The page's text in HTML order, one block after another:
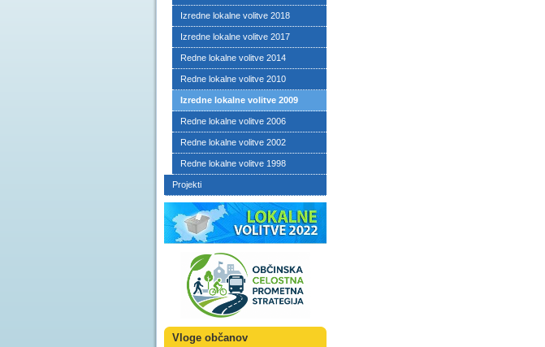
Izredne lokalne volitve 2018
Izredne lokalne volitve 2017
Redne lokalne volitve 2014
Redne lokalne volitve 2010
Izredne lokalne volitve 2009
Redne lokalne volitve 2006
Redne lokalne volitve 2002
Redne lokalne volitve 1998
Projekti
Vloge občanov